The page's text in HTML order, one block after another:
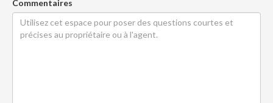
Commentaires